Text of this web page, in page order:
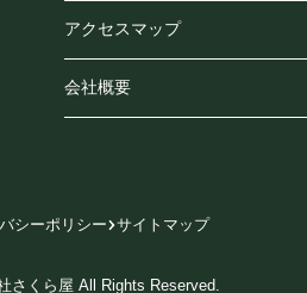
アクセスマップ
会社概要
シーポリシー サイトマップ
さくら屋 All Rights Reserved.